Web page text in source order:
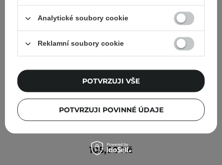
Dr.Jart+ - Dermask Ultra Jet Porecting Solution -
105,00 Kč
Analytické soubory cookie
Reklamní soubory cookie
POTVRZUJI POVINNÉ ÚDAJE
POTVRZUJI VŠE